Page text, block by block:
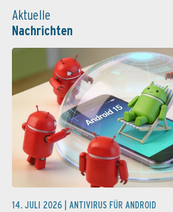
Aktuelle
Nachrichten
14. JULI 2026 | ANTIVIRUS FÜR ANDROID